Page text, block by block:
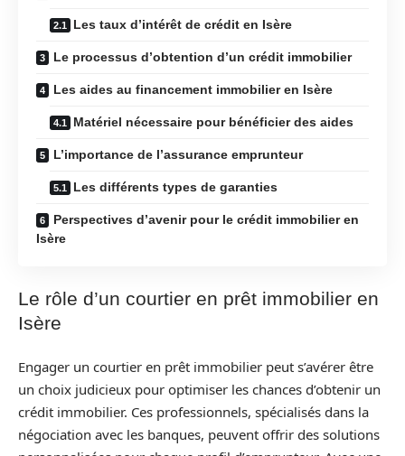
Les taux d’intérêt de crédit en Isère
Le processus d’obtention d’un crédit immobilier
Les aides au financement immobilier en Isère
Matériel nécessaire pour bénéficier des aides
L’importance de l’assurance emprunteur
Les différents types de garanties
Perspectives d’avenir pour le crédit immobilier en
Isère
Le rôle d’un courtier en prêt immobilier en
Isère
Engager un courtier en prêt immobilier peut s’avérer être
un choix judicieux pour optimiser les chances d’obtenir un
crédit immobilier. Ces professionnels, spécialisés dans la
négociation avec les banques, peuvent offrir des solutions